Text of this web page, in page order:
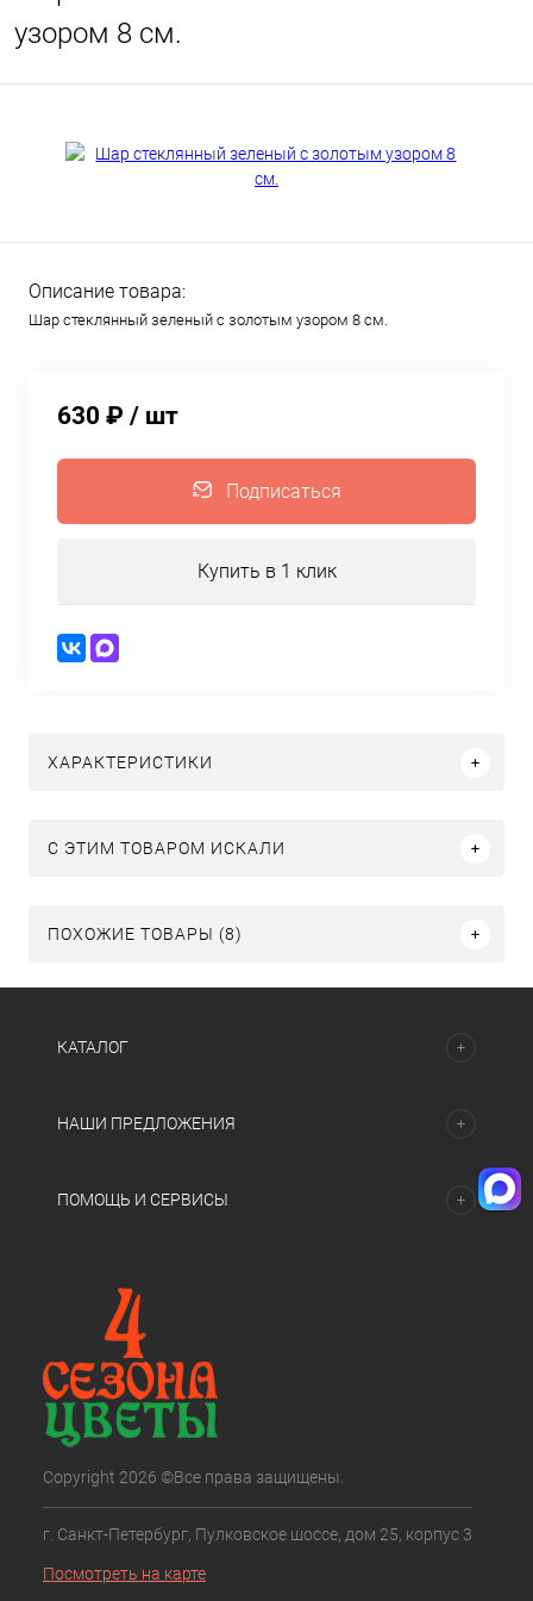
узором 8 см.
Описание товара:
Шар стеклянный зеленый с золотым узором 8 см.
630 ₽ / шт
Подписаться
Купить в 1 клик
ХАРАКТЕРИСТИКИ
C ЭТИМ ТОВАРОМ ИСКАЛИ
ПОХОЖИЕ ТОВАРЫ (8)
КАТАЛОГ
НАШИ ПРЕДЛОЖЕНИЯ
ПОМОЩЬ И СЕРВИСЫ
Copyright 2026 ©Все права защищены.
г. Санкт-Петербург, Пулковское шоссе, дом 25, корпус 3
Посмотреть на карте